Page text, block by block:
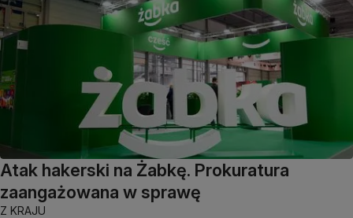
Atak hakerski na Żabkę. Prokuratura
zaangażowana w sprawę
Z KRAJU